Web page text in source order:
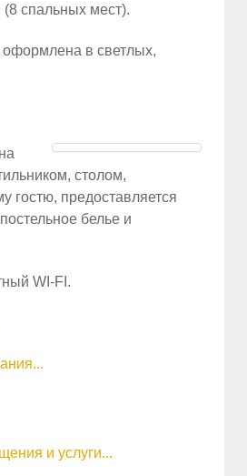
спальных мест).
оформлена в светлых,
столом,
гостю, предоставляется
белье и
WI-FI.
и услуги...